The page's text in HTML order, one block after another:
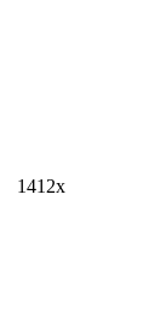
1412x